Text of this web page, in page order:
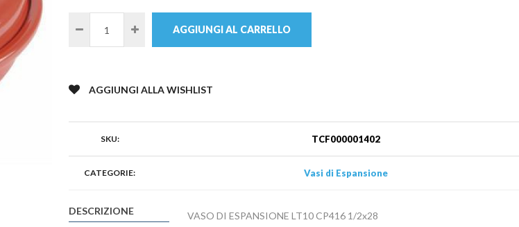
AGGIUNGI AL CARRELLO
AGGIUNGI ALLA WISHLIST
SKU: TCF000001402
CATEGORIE: Vasi di Espansione
DESCRIZIONE VASO DI ESPANSIONE LT10 CP416 1/2x28